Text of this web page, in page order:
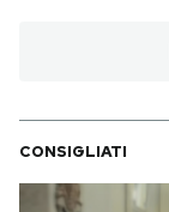
CONSIGLIATI